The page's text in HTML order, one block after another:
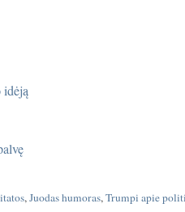
,Juodas humoras,Trumpi apie